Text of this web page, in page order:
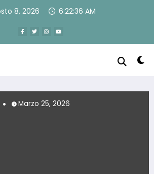
8, 2026 6:22:37 AM
Marzo 25, 2026